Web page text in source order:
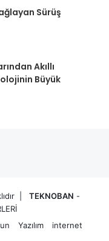
Sürüş
Akıllı
Büyük
| TEKNOBAN -
Yazılım
internet